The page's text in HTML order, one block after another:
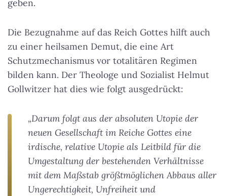
geben.
Die Bezugnahme auf das Reich Gottes hilft auch
zu einer heilsamen Demut, die eine Art
Schutzmechanismus vor totalitären Regimen
bilden kann. Der Theologe und Sozialist Helmut
Gollwitzer hat dies wie folgt ausgedrückt:
„Darum folgt aus der absoluten Utopie der
neuen Gesellschaft im Reiche Gottes eine
irdische, relative Utopie als Leitbild für die
Umgestaltung der bestehenden Verhältnisse
mit dem Maßstab größtmöglichen Abbaus aller
Ungerechtigkeit, Unfreiheit und